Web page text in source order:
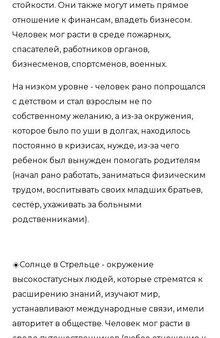
стойкости. Они также могут иметь прямое
отношение к финансам, владеть бизнесом.
Человек мог расти в среде пожарных,
спасателей, работников органов,
бизнесменов, спортсменов, военных.
На низком уровне - человек рано попрощался
с детством и стал взрослым не по
собственному желанию, а из-за окружения,
которое было по уши в долгах, находилось
постоянно в кризисах, нужде, из-за чего
ребенок был вынужден помогать родителям
(начал рано работать, заниматься физическим
трудом, воспитывать своих младших братьев,
сестёр, ухаживать за больными
родственниками).
☀️Солнце в Стрельце - окружение
высокостатусных людей, которые стремятся к
расширению знаний, изучают мир,
устанавливают международные связи, имели
авторитет в обществе. Человек мог расти в